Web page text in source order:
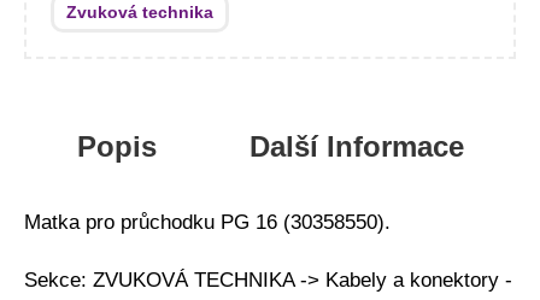
Zvuková technika
Popis Další Informace
Matka pro průchodku PG 16 (30358550).
Sekce: ZVUKOVÁ TECHNIKA -> Kabely a konektory -